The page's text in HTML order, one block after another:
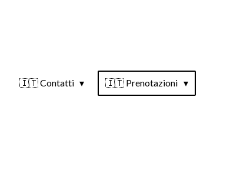
🇮🇹 Contatti 🇮🇹 Prenotazioni